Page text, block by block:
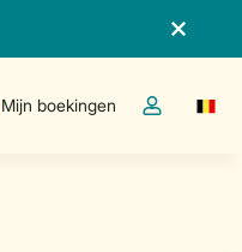
Mijn boekingen
Open de